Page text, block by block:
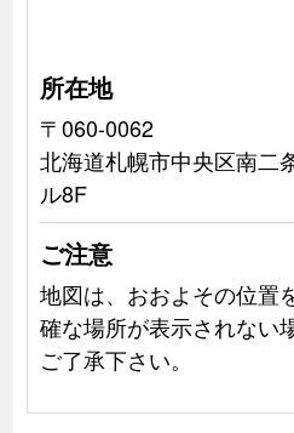
所在地
〒060-0062
北海道札幌市中央区南二
ル8F
ご注意
地図は、おおよその位置
確な場所が表示されない
ご了承下さい。